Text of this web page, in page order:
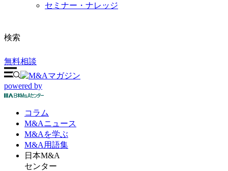
セミナー・ナレッジ
検索
無料相談
powered by
コラム
M&Aニュース
M&Aを学ぶ
M&A 用語集
日本M&A
センター